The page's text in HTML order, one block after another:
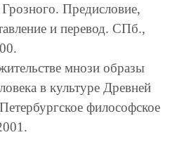
Предисловие,
и перевод. СПб.,
мнози образы
в культуре Древней
философское